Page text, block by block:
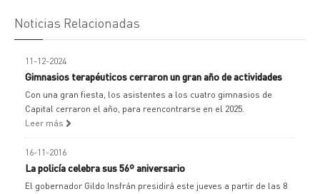
Noticias Relacionadas
11-12-2024
Gimnasios terapéuticos cerraron un gran año de actividades
Con una gran fiesta, los asistentes a los cuatro gimnasios de
Capital cerraron el año, para reencontrarse en el 2025.
Leer más
16-11-2016
La policía celebra sus 56º aniversario
El gobernador Gildo Insfrán presidirá este jueves a partir de las 8